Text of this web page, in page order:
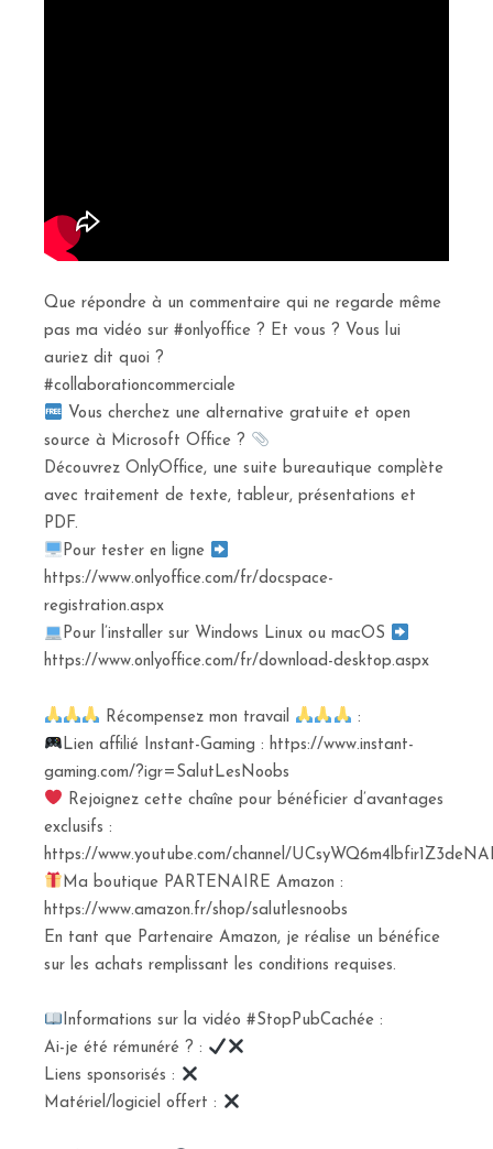
Que répondre à un commentaire qui ne regarde même
pas ma vidéo sur #onlyoffice ? Et vous ? Vous lui
auriez dit quoi ?
#collaborationcommerciale
Vous cherchez une alternative gratuite et open
source à Microsoft Office ?
Découvrez OnlyOffice, une suite bureautique complète
avec traitement de texte, tableur, présentations et
PDF.
Pour tester en ligne
https://www.onlyoffice.com/fr/docspace-
registration.aspx
Pour l’installer sur Windows Linux ou macOS
https://www.onlyoffice.com/fr/download-desktop.aspx
Récompensez mon travail
:
Lien affilié Instant-Gaming : https://www.instant-
gaming.com/?igr=SalutLesNoobs
Rejoignez cette chaîne pour bénéficier d’avantages
exclusifs :
https://www.youtube.com/channel/
Ma boutique PARTENAIRE Amazon :
https://www.amazon.fr/shop/salutlesnoobs
En tant que Partenaire Amazon, je réalise un bénéfice
sur les achats remplissant les conditions requises.
Informations sur la vidéo #StopPubCachée :
Ai-je été rémunéré ? :
Liens sponsorisés :
Matériel/logiciel offert :